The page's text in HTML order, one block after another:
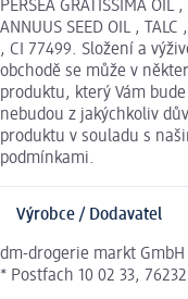
PERSEA GRATISSIMA OIL
ANNUUS SEED OIL ,
, CI 77499. Složení a
obchodě se může v
produktu, který Vám
nebudou z jakýchkoliv
produktu v souladu s
podmínkami.
Výrobce / Dodavatel
dm-drogerie markt GmbH
* Postfach 10 02 33,